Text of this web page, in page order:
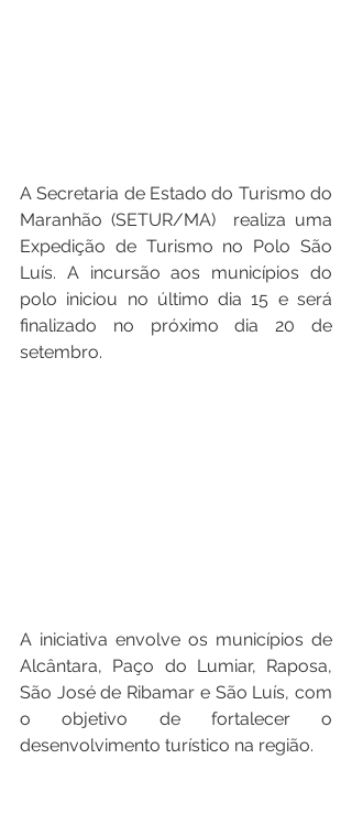
A Secretaria de Estado do Turismo do
Maranhão (SETUR/MA)  realiza uma
Expedição de Turismo no Polo São
Luís. A incursão aos municípios do
polo iniciou no último dia 15 e será
finalizado no próximo dia 20 de
setembro.
A iniciativa envolve os municípios de
Alcântara, Paço do Lumiar, Raposa,
São José de Ribamar e São Luís, com
o objetivo de fortalecer o
desenvolvimento turístico na região.